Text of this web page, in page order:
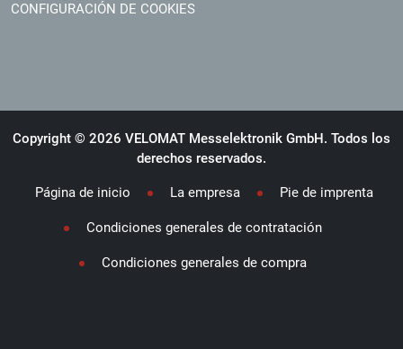
CONFIGURACIÓN DE COOKIES
Página de inicio La empresa Pie de imprenta
Condiciones generales de contratación
Condiciones generales de compra
Copyright © 2026 VELOMAT Messelektronik GmbH. Todos los
derechos reservados.